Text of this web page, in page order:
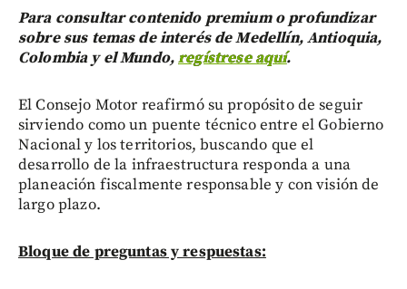
Para consultar contenido premium o profundizar
sobre sus temas de interés de Medellín, Antioquia,
Colombia y el Mundo,regístrese aquí.
El Consejo Motor reafirmó su propósito de seguir
sirviendo como un puente técnico entre el Gobierno
Nacional y los territorios, buscando que el
desarrollo de la infraestructura responda a una
planeación fiscalmente responsable y con visión de
largo plazo.
Bloque de preguntas y respuestas: